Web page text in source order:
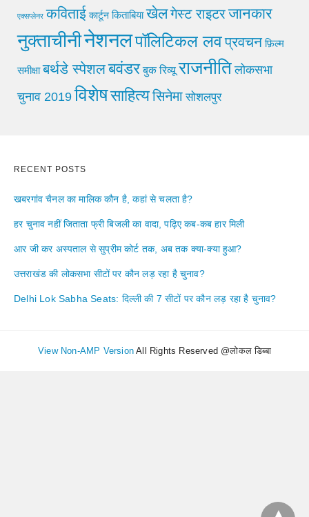
एक्सप्लेनर कविताई कार्टून किताबिया खेलगेस्ट राइटरजानकार
नुक्ताचीनीनेशनलपॉलिटिकल लवप्रवचन फ़िल्म
समीक्षा बर्थडे स्पेशलबवंडर बुक रिव्यू राजनीति लोकसभा
चुनाव 2019 विशेषसाहित्यसिनेमा सोशलपुर
RECENT POSTS
खबरगांव चैनल का मालिक कौन है, कहां से चलता है?
हर चुनाव नहीं जिताता फ्री बिजली का वादा, पढ़िए कब-कब हार मिली
आर जी कर अस्पताल से सुप्रीम कोर्ट तक, अब तक क्या-क्या हुआ?
उत्तराखंड की लोकसभा सीटों पर कौन लड़ रहा है चुनाव?
Delhi Lok Sabha Seats: दिल्ली की 7 सीटों पर कौन लड़ रहा है चुनाव?
View Non-AMP Version All Rights Reserved @लोकल डिब्बा